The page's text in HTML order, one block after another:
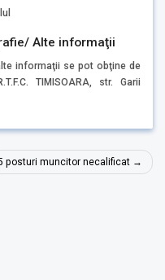
Alte informaţii
informaţii se pot obţine de
TIMISOARA, str. Garii
posturi muncitor necalificat